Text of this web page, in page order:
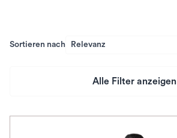
Sortieren nach Relevanz
Alle Filter anzeigen